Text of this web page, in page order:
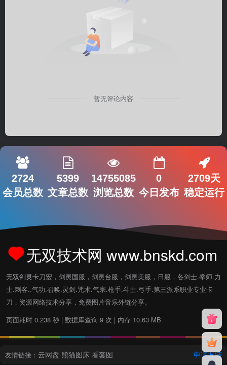
暂无评论内容
2724
会员总数
5399
文章总数
14755085
浏览总数
0
今日发布
2709天
稳定运行
无双技术网 www.bnskd.com
无双剑灵卡刀宏，剑灵国服，剑灵台服，剑灵美服，日服，各剑士.拳师.力
士.刺客..气功.召唤.灵剑.咒术.气宗.枪手.斗士.弓手.第三派系职业专业卡
刀，资源网络技术分享，免费图片音乐外链分享。
页面耗时 0.238 秒 | 数据库查询 9 次 | 内存 10.63 MB
友情链接： 云网盘 熊猫图床 看套图 申请友链